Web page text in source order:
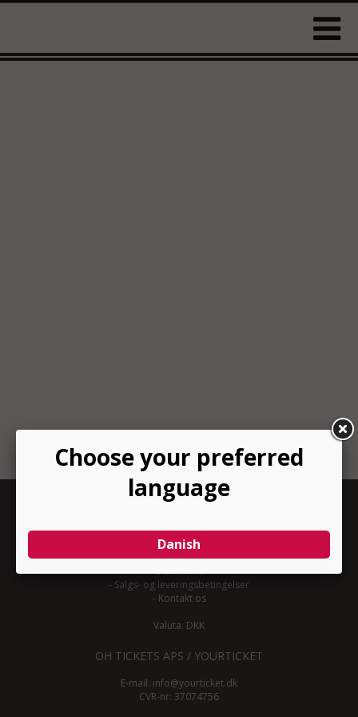
INFORMATION
-Om YourTicket
Bliv arrangør
-Arrangør login
-Donationer
- Salgs- og leveringsbetingelser
- Kontakt os
Valuta: DKK
OH TICKETS APS / YOURTICKET
E-mail: info@yourticket.dk
CVR-nr: 37074756